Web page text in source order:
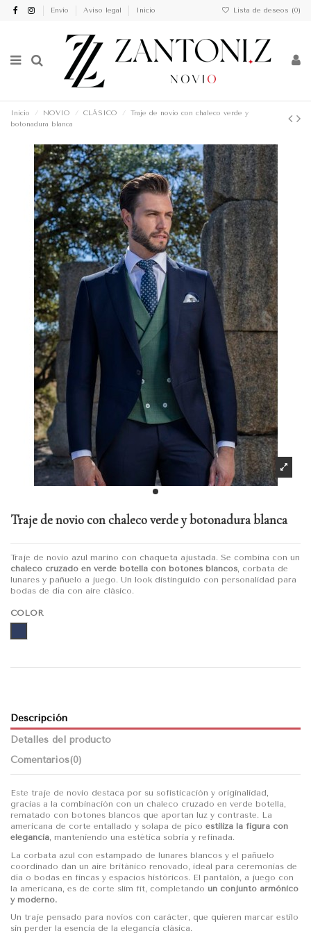
Envío Aviso legal Inicio Lista de deseos (0)
Inicio NOVIO CLÁSICO
Traje de novio con chaleco verde y
botonadura blanca
Traje de novio con chaleco verde y botonadura blanca
Traje de novio azul marino con chaqueta ajustada. Se combina con un
chaleco cruzado en verde botella con botones blancos, corbata de
lunares y pañuelo a juego. Un look distinguido con personalidad para
bodas de día con aire clásico.
COLOR
Descripción
Detalles del producto
Comentarios(0)
Este traje de novio destaca por su sofisticación y originalidad,
gracias a la combinación con un chaleco cruzado en verde botella,
rematado con botones blancos que aportan luz y contraste. La
americana de corte entallado y solapa de pico estiliza la figura con
elegancia, manteniendo una estética sobria y refinada.
La corbata azul con estampado de lunares blancos y el pañuelo
coordinado dan un aire británico renovado, ideal para ceremonias de
día o bodas en fincas y espacios históricos. El pantalón, a juego con
la americana, es de corte slim fit, completando un conjunto armónico
y moderno.
Un traje pensado para novios con carácter, que quieren marcar estilo
sin perder la esencia de la elegancia clásica.